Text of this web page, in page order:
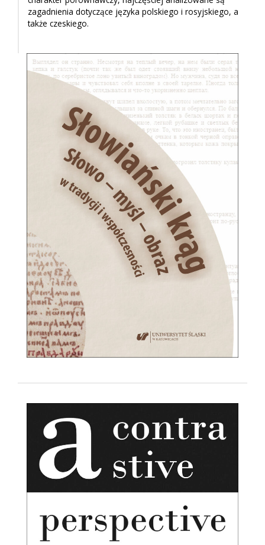
zagadnienia dotyczące języka polskiego i rosyjskiego, a
także czeskiego.